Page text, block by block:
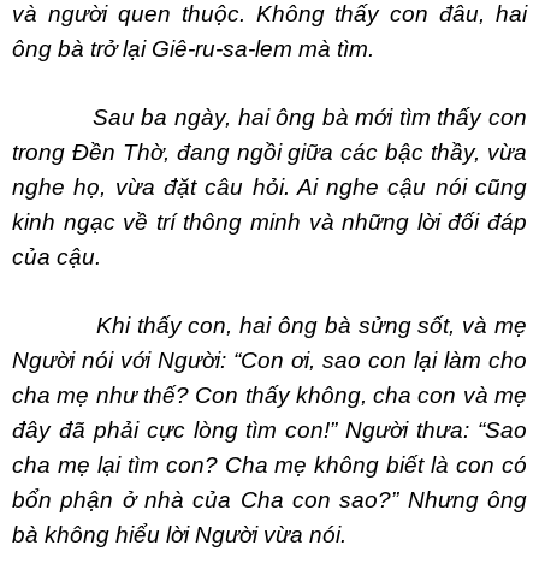
và người quen thuộc. Không thấy con đâu, hai
ông bà trở lại Giê-ru-sa-lem mà tìm.
Sau ba ngày, hai ông bà mới tìm thấy con
trong Đền Thờ, đang ngồi giữa các bậc thầy, vừa
nghe họ, vừa đặt câu hỏi. Ai nghe cậu nói cũng
kinh ngạc về trí thông minh và những lời đối đáp
của cậu.
Khi thấy con, hai ông bà sửng sốt, và mẹ
Người nói với Người: “Con ơi, sao con lại làm cho
cha mẹ như thế? Con thấy không, cha con và mẹ
đây đã phải cực lòng tìm con!” Người thưa: “Sao
cha mẹ lại tìm con? Cha mẹ không biết là con có
bổn phận ở nhà của Cha con sao?” Nhưng ông
bà không hiểu lời Người vừa nói.